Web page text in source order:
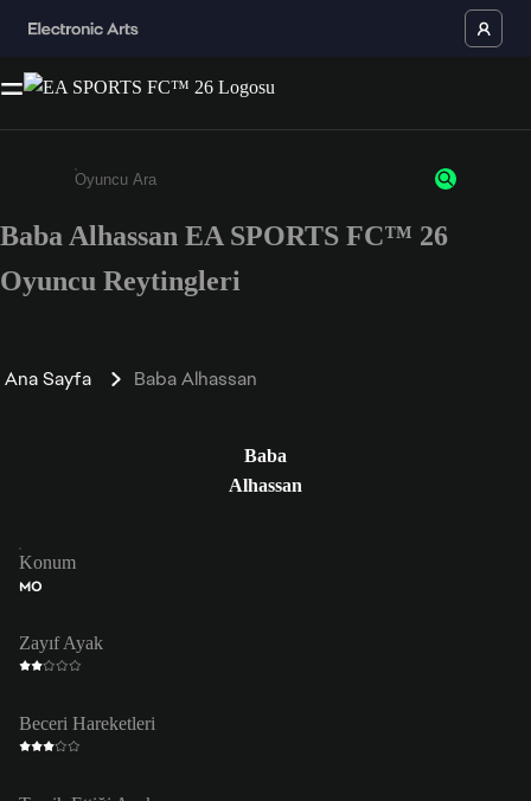
Enter a minimum of 3 characters or numbers
Baba Alhassan EA SPORTS FC™ 26
Oyuncu Reytingleri
Ana Sayfa Baba Alhassan
Baba
Alhassan
Konum
MO
Zayıf Ayak
Beceri Hareketleri